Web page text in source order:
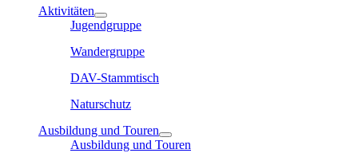
Aktivitäten
Jugendgruppe
Wandergruppe
DAV-Stammtisch
Naturschutz
Ausbildung und Touren
Ausbildung und Touren